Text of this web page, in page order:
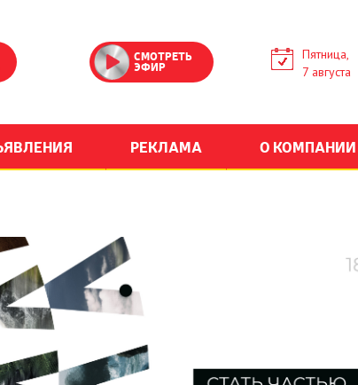
СМОТРЕТЬ
ЭФИР
Пятница,
7 августа
РЕКЛАМА О КОМПАНИИ